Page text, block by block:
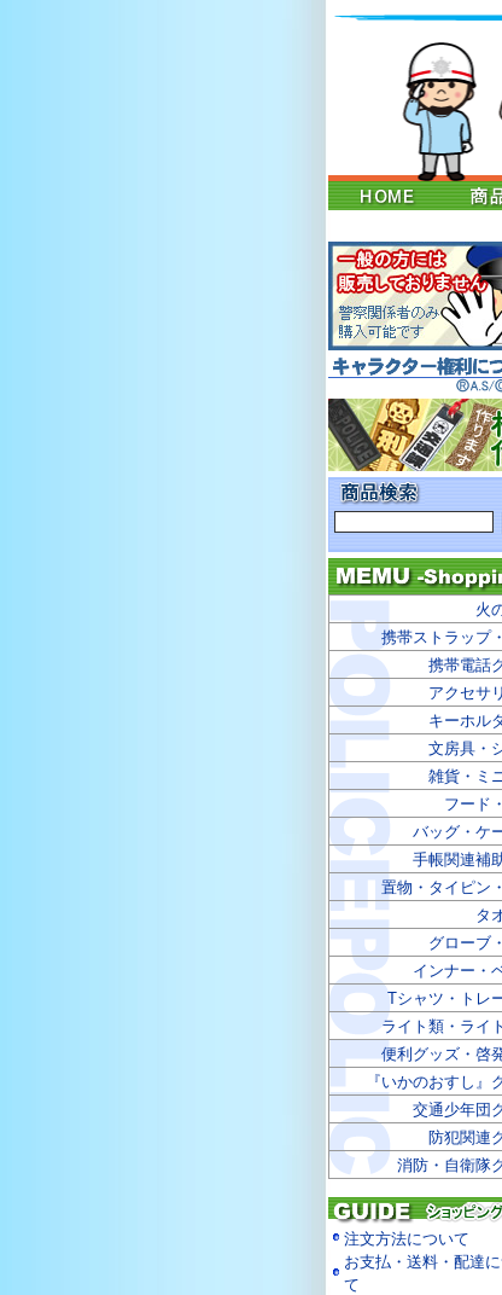
火
携帯ストラップ
携帯電話
アクセサ
キーホル
文房具・
雑貨・ミ
フード
バッグ・ケ
手帳関連補
置物・タイピン
タ
グローブ
インナー・
Tシャツ・トレ
ライト類・ライ
便利グッズ・啓
『いかのおすし』
交通少年団
防犯関連
消防・自衛隊
注文方法について
お支払・送料・配達
て